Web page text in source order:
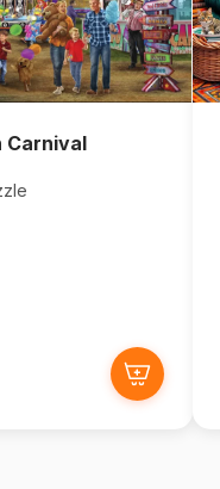
Carnival